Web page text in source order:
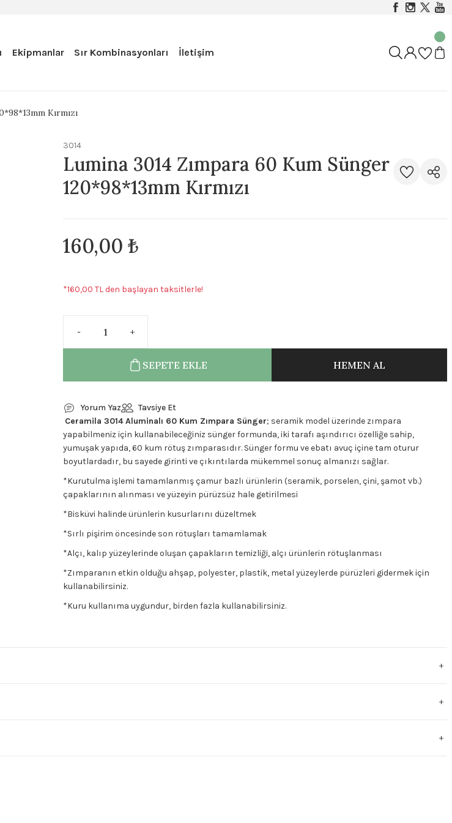
Ekipmanlar Sır Kombinasyonları İletişim
Kırmızı
3014
Lumina 3014 Zımpara 60 Kum Sünger
120*98*13mm Kırmızı
160,00 ₺
*160,00 TL den başlayan taksitlerle!
SEPETE EKLE HEMEN AL
Yorum Yaz
Tavsiye Et
Ceramila 3014 Aluminalı 60 Kum Zımpara Sünger; seramik model üzerinde zımpara
yapabilmeniz için kullanabileceğiniz sünger formunda, iki tarafı aşındırıcı özelliğe sahip,
yumuşak yapıda, 60 kum rötuş zımparasıdır. Sünger formu ve ebatı avuç içine tam oturur
boyutlardadır, bu sayede girinti ve çıkıntılarda mükemmel sonuç almanızı sağlar.
*Kurutulma işlemi tamamlanmış çamur bazlı ürünlerin (seramik, porselen, çini, şamot vb.)
çapaklarının alınması ve yüzeyin pürüzsüz hale getirilmesi
*Bisküvi halinde ürünlerin kusurlarını düzeltmek
*Sırlı pişirim öncesinde son rötuşları tamamlamak
*Alçı, kalıp yüzeylerinde oluşan çapakların temizliği, alçı ürünlerin rötuşlanması
*Zımparanın etkin olduğu ahşap, polyester, plastik, metal yüzeylerde pürüzleri gidermek için
kullanabilirsiniz.
*Kuru kullanıma uygundur, birden fazla kullanabilirsiniz.